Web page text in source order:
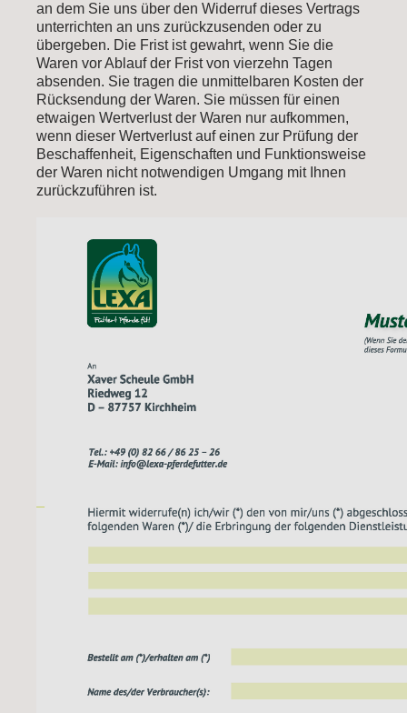
an dem Sie uns über den Widerruf dieses Vertrags
unterrichten an uns zurückzusenden oder zu
übergeben. Die Frist ist gewahrt, wenn Sie die
Waren vor Ablauf der Frist von vierzehn Tagen
absenden. Sie tragen die unmittelbaren Kosten der
Rücksendung der Waren. Sie müssen für einen
etwaigen Wertverlust der Waren nur aufkommen,
wenn dieser Wertverlust auf einen zur Prüfung der
Beschaffenheit, Eigenschaften und Funktionsweise
der Waren nicht notwendigen Umgang mit Ihnen
zurückzuführen ist.